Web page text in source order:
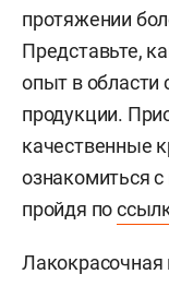
протяжении
Представьте,
опыт в области
продукции.
качественные
ознакомиться
пройдя по
Лакокрасочная